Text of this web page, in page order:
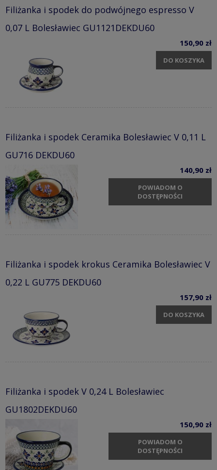
Filiżanka i spodek do podwójnego espresso V
0,07 L Bolesławiec GU1121DEKDU60
150,90 zł
DO KOSZYKA
Filiżanka i spodek Ceramika Bolesławiec V 0,11 L
GU716 DEKDU60
140,90 zł
POWIADOM O
DOSTĘPNOŚCI
Filiżanka i spodek krokus Ceramika Bolesławiec V
0,22 L GU775 DEKDU60
157,90 zł
DO KOSZYKA
Filiżanka i spodek V 0,24 L Bolesławiec
GU1802DEKDU60
150,90 zł
POWIADOM O
DOSTĘPNOŚCI